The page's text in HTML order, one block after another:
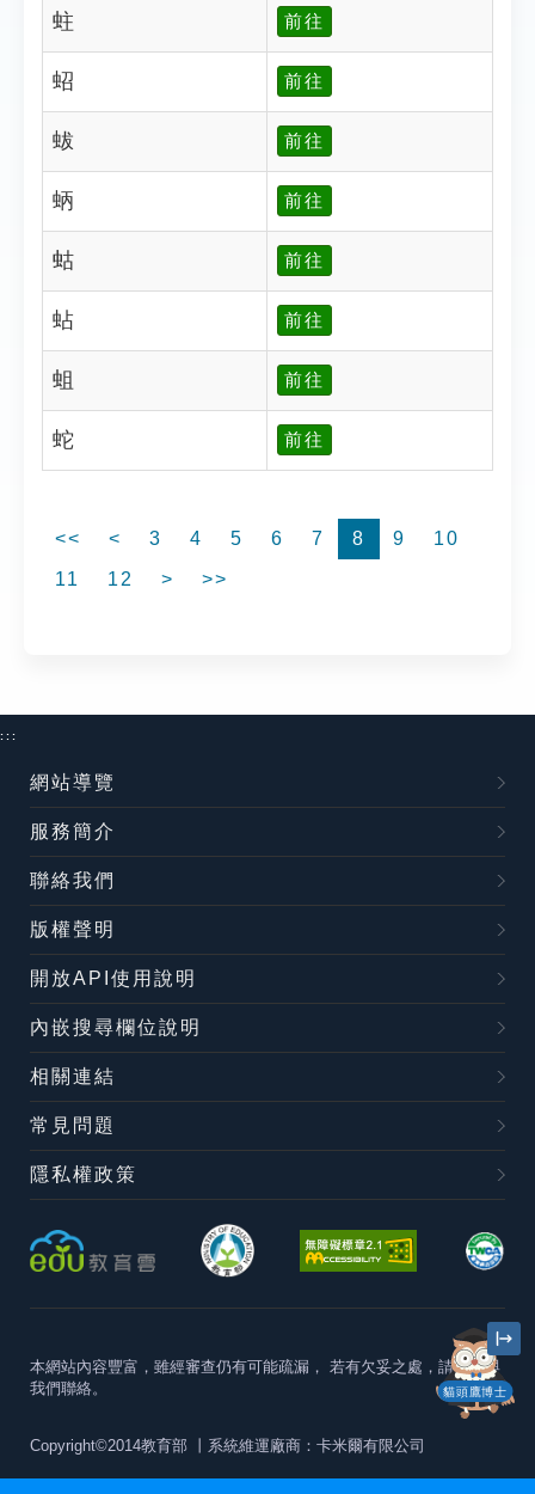
蛀 前往
蛁 前往
蛂 前往
蛃 前往
蛄 前往
蛅 前往
蛆 前往
蛇 前往
<< < 3 4 5 6 7 8 9
10
11
12 > >>
貓頭鷹博士
:::
網站導覽
服務簡介
聯絡我們
版權聲明
開放API使用說明
內嵌搜尋欄位說明
相關連結
常見問題
隱私權政策
本網站內容豐富，雖經審查仍有可能疏漏， 若有欠妥之處，請隨時與
我們聯絡。
Copyright©2014教育部 丨系統維運廠商：卡米爾有限公司